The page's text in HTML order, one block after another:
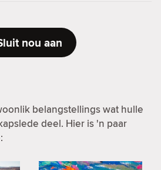
nou aan
belangstellings wat hulle
deel. Hier is 'n paar